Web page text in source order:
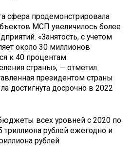
сфера продемонстрировала
МСП увеличилось более
«Занятость, с учетом
около 30 миллионов
к 40 процентам
страны», — отметил
президентом страны
достигнута досрочно в 2022
всех уровней с 2020 по
триллиона рублей ежегодно и
рублей.